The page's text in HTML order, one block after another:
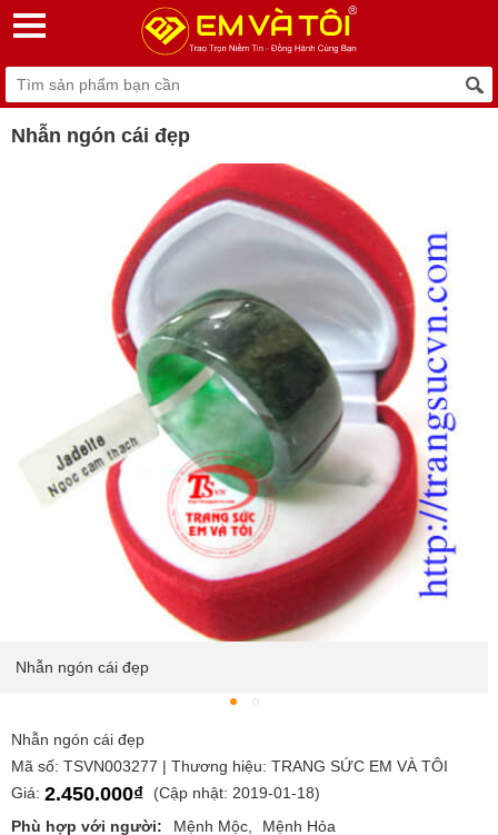
Nhẫn ngón cái đẹp
Nhẫn ngón cái đẹp
Nhẫn ngón cái đẹp
Mã số: TSVN003277 | Thương hiệu: TRANG SỨC EM VÀ TÔI
Giá: 2.450.000₫
(Cập nhật: 2019-01-18)
Phù hợp với người:
Mệnh Mộc
Mệnh Hỏa